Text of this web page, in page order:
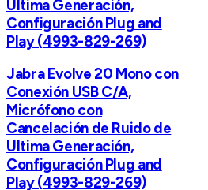
Ultima Generación,
Configuración Plug and
Play (4993-829-269)
Jabra Evolve 20 Mono con
Conexión USB C/A,
Micrófono con
Cancelación de Ruido de
Ultima Generación,
Configuración Plug and
Play (4993-829-269)